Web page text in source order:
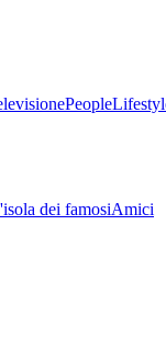
People
dei famosiAmici